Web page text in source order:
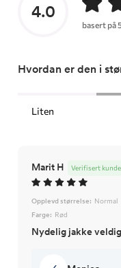
4.0
basert på
Hvordan er den i
Liten
Marit H Verifisert kunde
Opplevd størrelse: Normal
Farge: Rød
Nydelig jakke